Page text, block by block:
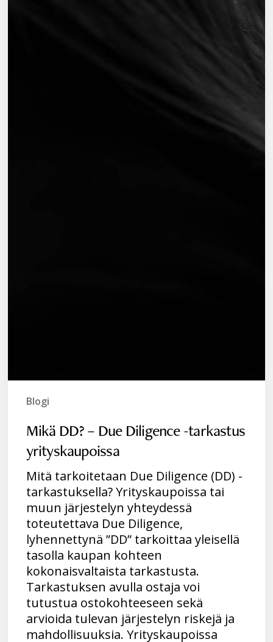
Blogi
Mikä DD? – Due Diligence -tarkastus
yrityskaupoissa
Mitä tarkoitetaan Due Diligence (DD) -
tarkastuksella? Yrityskaupoissa tai
muun järjestelyn yhteydessä
toteutettava Due Diligence,
lyhennettynä ”DD” tarkoittaa yleisellä
tasolla kaupan kohteen
kokonaisvaltaista tarkastusta.
Tarkastuksen avulla ostaja voi
tutustua ostokohteeseen sekä
arvioida tulevan järjestelyn riskejä ja
mahdollisuuksia. Yrityskaupoissa